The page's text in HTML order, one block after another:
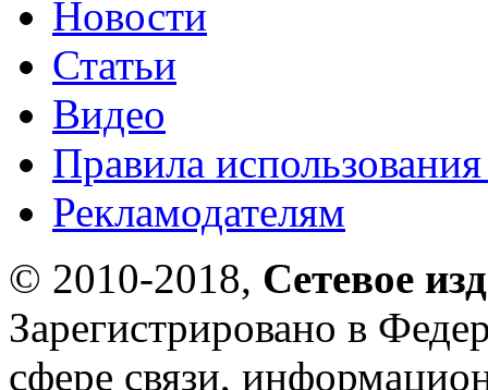
Новости
Статьи
Видео
Правила
Рекламодателям
© 2010-2018, Сетевое
Зарегистрировано в
сфере связи,